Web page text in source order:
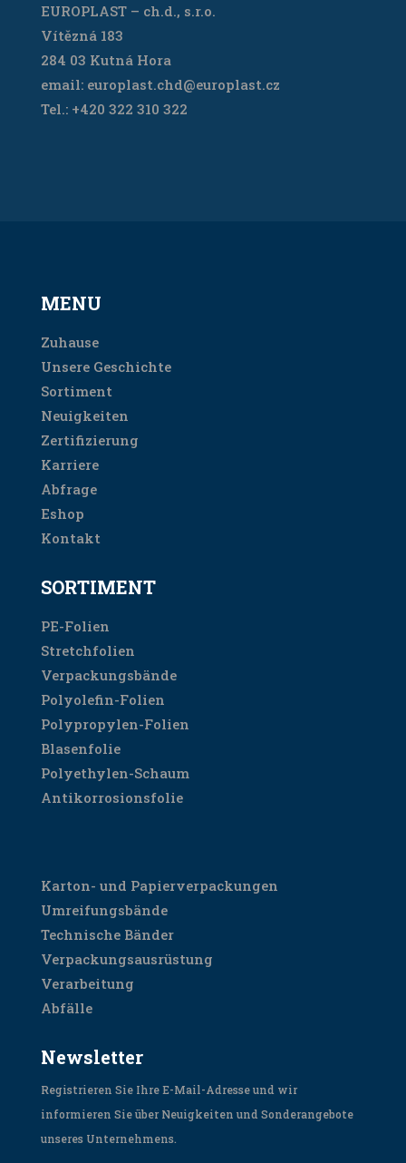
EUROPLAST – ch.d., s.r.o.
Vítězná 183
284 03 Kutná Hora
email: europlast.chd@europlast.cz
Tel.: +420 322 310 322
MENU
Zuhause
Unsere Geschichte
Sortiment
Neuigkeiten
Zertifizierung
Karriere
Abfrage
Eshop
Kontakt
SORTIMENT
PE-Folien
Stretchfolien
Verpackungsbände
Polyolefin-Folien
Polypropylen-Folien
Blasenfolie
Polyethylen-Schaum
Antikorrosionsfolie
Karton- und Papierverpackungen
Umreifungsbände
Technische Bänder
Verpackungsausrüstung
Verarbeitung
Abfälle
Newsletter
Registrieren Sie Ihre E-Mail-Adresse und wir
informieren Sie über Neuigkeiten und Sonderangebote
unseres Unternehmens.